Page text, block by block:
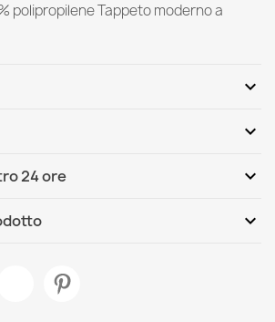
polipropilene Tappeto moderno a
expand_more
expand_more
SISAL 0999 geometrica bianco
24 ore expand_more
expand_more